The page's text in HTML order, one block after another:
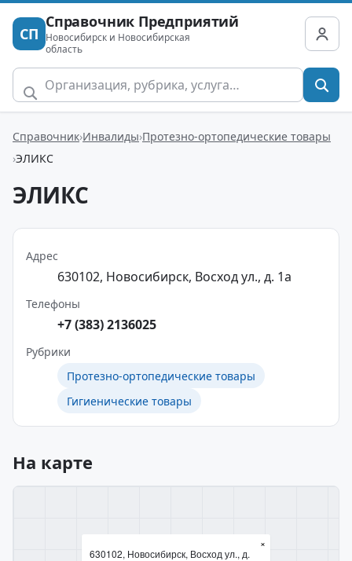
СП
Справочник Предприятий
Новосибирск и Новосибирская
область
Справочник Инвалиды Протезно-ортопедические товары
ЭЛИКС
ЭЛИКС
Адрес
630102, Новосибирск, Восход ул., д. 1а
Телефоны
+7 (383) 2136025
Рубрики
Протезно-ортопедические товары
Гигиенические товары
На карте
630102, Новосибирск, Восход ул., д.
×